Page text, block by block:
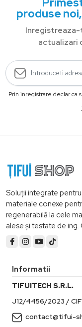
produse
Inregistreaza-
actualizari
Prin inregistrare declar ca
Soluții integrate
materiale conexe
regenerabilă la cele
alese și testate de ing.
Informatii
TIFUITECH S.R.L.
J12/4456/2023 /
contact@tifui-